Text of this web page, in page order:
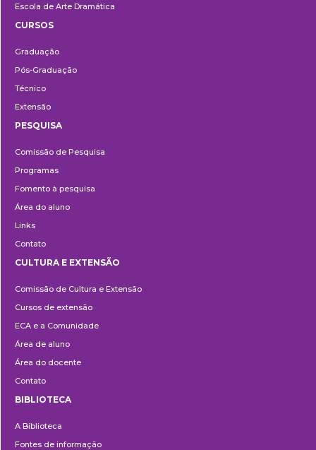
Escola de Arte Dramática
CURSOS
Graduação
Pós-Graduação
Técnico
Extensão
PESQUISA
Comissão de Pesquisa
Programas
Fomento à pesquisa
Área do aluno
Links
Contato
e
Extensão
CULTURA E EXTENSÃO
Comissão de Cultura e Extensão
Cursos de extensão
ECA e a Comunidade
Área de aluno
Área do docente
Contato
BIBLIOTECA
A Biblioteca
Fontes de informação